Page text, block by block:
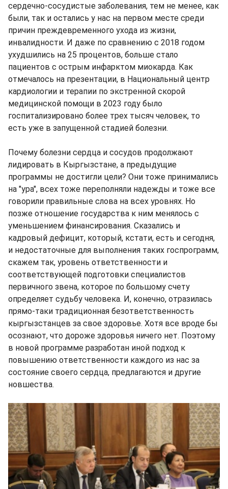
сердечно-сосудистые заболевания, тем не менее, как
были, так и остались у нас на первом месте среди
причин преждевременного ухода из жизни,
инвалидности. И даже по сравнению с 2018 годом
ухудшились на 25 процентов, больше стало
пациентов с острым инфарктом миокарда. Как
отмечалось на презентации, в Национальный центр
кардиологии и терапии по экстренной скорой
медицинской помощи в 2023 году было
госпитализировано более трех тысяч человек, то
есть уже в запущенной стадией болезни.
Почему болезни сердца и сосудов продолжают
лидировать в Кыргызстане, а предыдущие
программы не достигли цели? Они тоже принимались
на "ура", всех тоже переполняли надежды и тоже все
говорили правильные слова на всех уровнях. Но
позже отношение государства к ним менялось с
уменьшением финансирования. Сказались и
кадровый дефицит, который, кстати, есть и сегодня,
и недостаточные для выполнения таких госпрограмм,
скажем так, уровень ответственности и
соответствующей подготовки специалистов
первичного звена, которое по большому счету
определяет судьбу человека. И, конечно, отразилась
прямо-таки традиционная безответственность
кыргызстанцев за свое здоровье. Хотя все вроде бы
осознают, что дороже здоровья ничего нет. Поэтому
в новой программе разработан иной подход к
повышению ответственности каждого из нас за
состояние своего сердца, предлагаются и другие
новшества.